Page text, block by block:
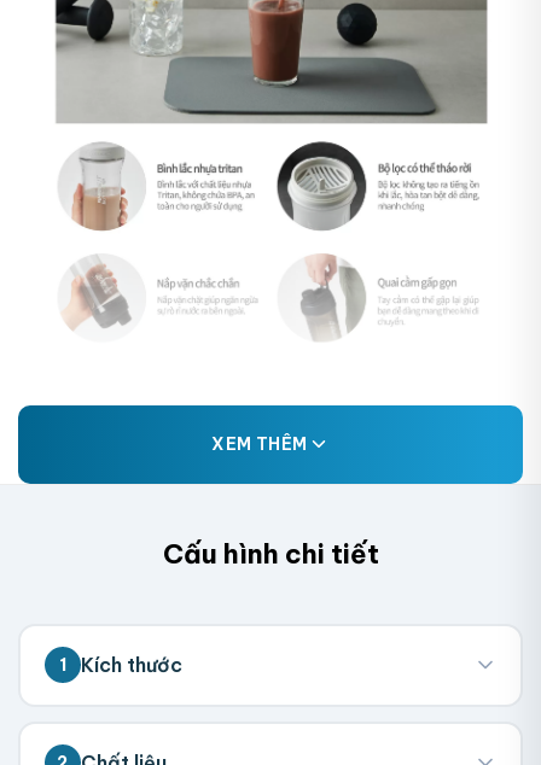
XEM THÊM
Cấu hình chi tiết
1 Kích thước
💡 Đo kích thước bên trong hộp (nơi chứa